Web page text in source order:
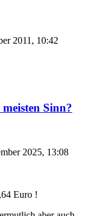
2011, 10:42
Sinn?
2025, 13:08
Euro !